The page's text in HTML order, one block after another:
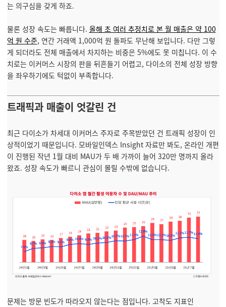
는 의구심을 갖게 하죠.
물론 성장 속도는 빠릅니다. 올해 초 여러 추정치로 본 월 매출은 약 100
억 원 수준, 연간 거래액 1,000억 원 돌파도 무난해 보입니다. 다만 그렇
게 되더라도 전체 매출에서 차지하는 비중은 5%에도 못 미칩니다. 이 수
치로는 이커머스 시장의 판을 뒤흔들기 어렵고, 다이소의 전체 성장 방향
을 좌우하기에도 턱없이 부족합니다.
트래픽과 매출이 엇갈린 건
최근 다이소가 차세대 이커머스 주자로 주목받았던 건 트래픽 성장이 인
상적이었기 때문입니다. 모바일인덱스 Insight 자료만 봐도, 온라인 개편
이 진행된 작년 1월 대비 MAU가 두 배 가까이 늘어 320만 명까지 올라
왔죠. 성장 속도가 빠르니 관심이 몰릴 수밖에 없습니다.
문제는 방문 빈도가 따라오지 않는다는 점입니다. 고착도 지표인